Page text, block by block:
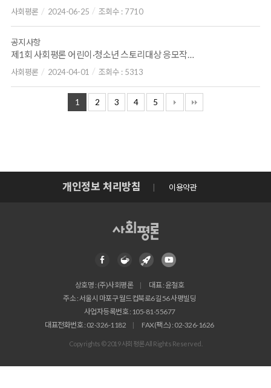
사회평론 2024-06-25 조회수 : 7710
공지사항
제1회 사회평론 어린이·청소년 스토리대상 응모작 접수 마감
사회평론 2024-04-01 조회수 : 5313
1 2 3 4 5
개인정보 처리방침 이용약관
상호명 : (주)사회평론
대표 : 윤철호
주소 : 서울시 마포구 월드컵북로6길 56 사평빌딩
사업자등록번호 : 105-81-55677
대표전화번호 : 02-326-1182
FAX(팩스) : 02-326-1626
Copyrights © 2019 사회평론 All Rights Reserved.